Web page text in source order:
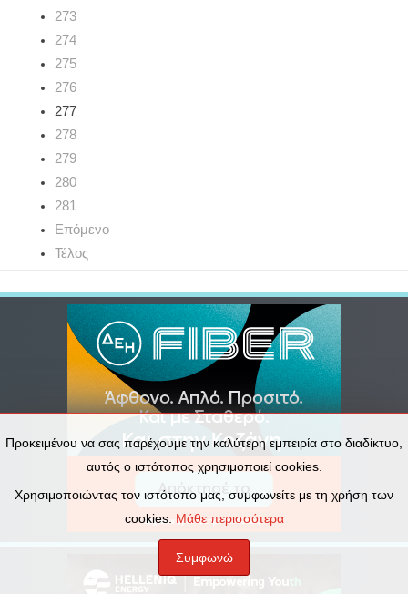
273
274
275
276
277
278
279
280
281
Επόμενο
Τέλος
Προκειμένου να σας παρέχουμε την καλύτερη εμπειρία στο διαδίκτυο,
αυτός ο ιστότοπος χρησιμοποιεί cookies.
Χρησιμοποιώντας τον ιστότοπο μας, συμφωνείτε με τη χρήση των
cookies.Μάθε περισσότερα
Συμφωνώ